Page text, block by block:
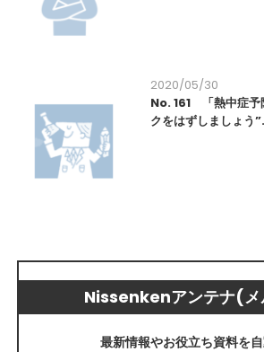
2020/05/30
No. 161 「熱中症予
クをはずしましょう
Nissenkenアンテナ(メ
最新情報やお役立ち資料を